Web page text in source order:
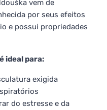
vem de
por seus efeitos
e possui propriedades
ideal para:
exigida
do estresse e da